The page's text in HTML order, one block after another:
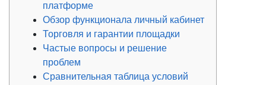
платформе
Обзор функционала личный кабинет
Торговля и гарантии площадки
Частые вопросы и решение
проблем
Сравнительная таблица условий